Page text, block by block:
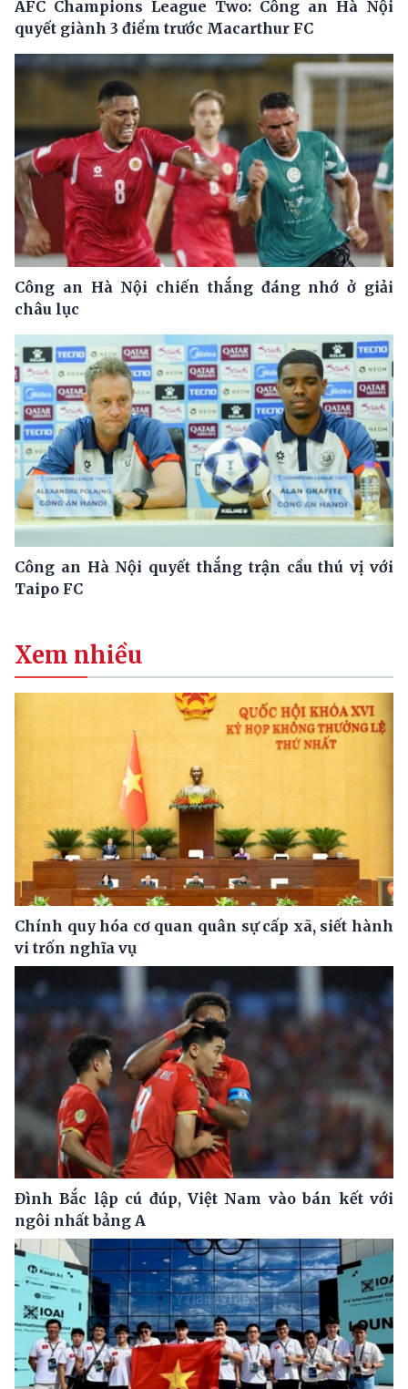
AFC Champions League Two: Công an Hà Nội
quyết giành 3 điểm trước Macarthur FC
Công an Hà Nội chiến thắng đáng nhớ ở giải
châu lục
Công an Hà Nội quyết thắng trận cầu thú vị với
Taipo FC
Xem nhiều
Chính quy hóa cơ quan quân sự cấp xã, siết hành
vi trốn nghĩa vụ
Đình Bắc lập cú đúp, Việt Nam vào bán kết với
ngôi nhất bảng A